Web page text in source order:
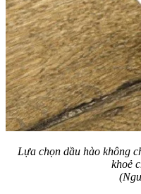
Lựa chọn dầu hào không
khoẻ